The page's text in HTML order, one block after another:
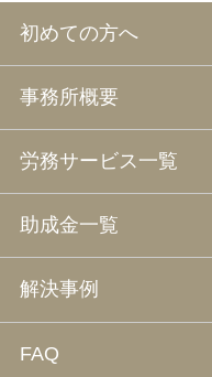
初めての方へ
事務所概要
労務サービス一覧
助成金一覧
解決事例
FAQ